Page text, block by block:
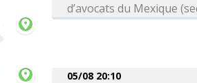
d’avocats du Mexique
05/08 20:10